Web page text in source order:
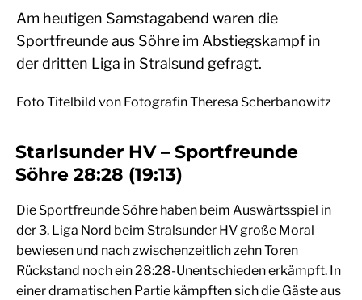
Am heutigen Samstagabend waren die
Sportfreunde aus Söhre im Abstiegskampf in
der dritten Liga in Stralsund gefragt.
Foto Titelbild von Fotografin Theresa Scherbanowitz
Starlsunder HV – Sportfreunde
Söhre 28:28 (19:13)
Die Sportfreunde Söhre haben beim Auswärtsspiel in
der 3. Liga Nord beim Stralsunder HV große Moral
bewiesen und nach zwischenzeitlich zehn Toren
Rückstand noch ein 28:28-Unentschieden erkämpft. In
einer dramatischen Partie kämpften sich die Gäste aus